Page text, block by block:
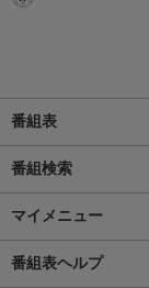
番組表
番組検索
マイメニュー
番組表ヘルプ